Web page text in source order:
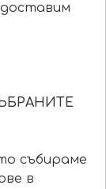
събираме
в